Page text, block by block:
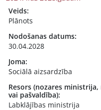
Veids:
Plānots
Nodošanas datums:
30.04.2028
Joma:
Sociālā aizsardzība
Resors (nozares
vai pašvaldība):
Labklājības ministrija